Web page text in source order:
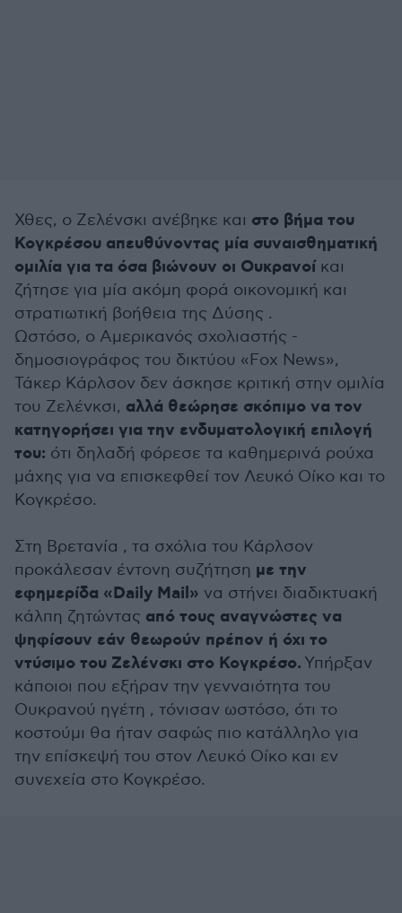
Χθες, ο Ζελένσκι ανέβηκε και στο βήμα του
Κογκρέσου απευθύνοντας μία συναισθηματική
ομιλία για τα όσα βιώνουν οι Ουκρανοίκαι
ζήτησε για μία ακόμη φορά οικονομική και
στρατιωτική βοήθεια της Δύσης .
Ωστόσο, ο Αμερικανός σχολιαστής -
δημοσιογράφος του δικτύου «Fοx News»,
Τάκερ Κάρλσον δεν άσκησε κριτική στην ομιλία
του Ζελένκσι, αλλά θεώρησε σκόπιμο να τον
κατηγορήσει για την ενδυματολογική επιλογή
του: ότι δηλαδή φόρεσε τα καθημερινά ρούχα
μάχης για να επισκεφθεί τον Λευκό Οίκο και το
Κογκρέσο.
Στη Βρετανία , τα σχόλια του Κάρλσον
προκάλεσαν έντονη συζήτηση με την
εφημερίδα «Daily Mail» να στήνει διαδικτυακή
κάλπη ζητώντας από τους αναγνώστες να
ψηφίσουν εάν θεωρούν πρέπον ή όχι το
ντύσιμο του Ζελένσκι στο Κογκρέσο. Υπήρξαν
κάποιοι που εξήραν την γενναιότητα του
Ουκρανού ηγέτη , τόνισαν ωστόσο, ότι το
κοστούμι θα ήταν σαφώς πιο κατάλληλο για
την επίσκεψή του στον Λευκό Οίκο και εν
συνεχεία στο Κογκρέσο.